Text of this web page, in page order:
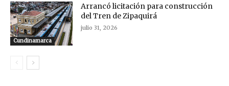
Cundinamarca
Arrancó licitación para construcción
del Tren de Zipaquirá
julio 31, 2026